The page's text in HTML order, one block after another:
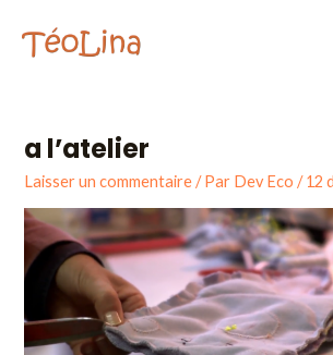
contenu
a l’atelier
Laisser un commentaire / Par Dev Eco/12
des